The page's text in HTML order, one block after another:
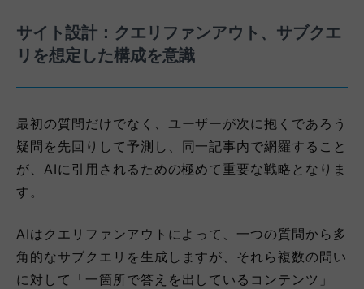
サイト設計：クエリファンアウト、サブクエ
リを想定した構成を意識
最初の質問だけでなく、ユーザーが次に抱くであろう
疑問を先回りして予測し、同一記事内で網羅すること
が、AIに引用されるための極めて重要な戦略となりま
す。
AIはクエリファンアウトによって、一つの質問から多
角的なサブクエリを生成しますが、それら複数の問い
に対して「一箇所で答えを出しているコンテンツ」